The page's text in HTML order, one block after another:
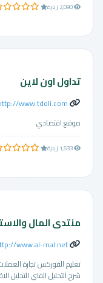
0.0 من 5 نجوم 2011-09-18
تداول اون لاين
http://www.tdoli.com
موقع اقتصادي
0.0 من 5 نجوم 2011-07-19
منتدى المال
http://www.al-mal.net/
تعليم الفوركس تجارة العملات
شرح التحليل الفني التحليل